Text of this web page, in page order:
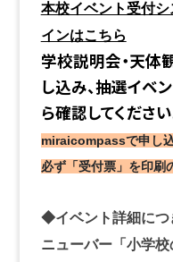
本校イベント受付シ
インはこちら
学校説明会・天体
し込み、抽選イベ
ら確認してください
miraicompassで申し
必ず「受付票」を印刷
◆イベント詳細につ
ニューバー「小学